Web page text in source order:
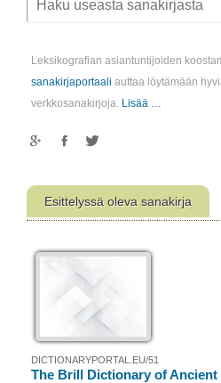
Leksikografian asiantuntijoiden
sanakirjaportaali auttaa löytämään
verkkosanakirjoja. Lisää …
Esittelyssä oleva sanakirja
DICTIONARYPORTAL.EU/51
The Brill Dictionary of Ancient